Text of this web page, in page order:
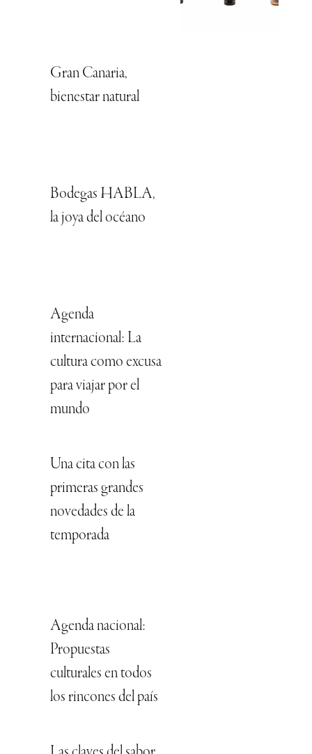
Gran Canaria,
bienestar natural
Bodegas HABLA,
la joya del océano
Agenda
internacional: La
cultura como excusa
para viajar por el
mundo
Una cita con las
primeras grandes
novedades de la
temporada
Agenda nacional:
Propuestas
culturales en todos
los rincones del país